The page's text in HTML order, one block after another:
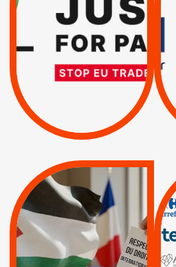
SUSPENSION
TOTALE DE
L’ACCORD
D’ASSOCIATION UE-
ISRAËL
| Pétitions
MUNICIPALES 2026 :
JE VOTE POUR LE
RESPECT DU DROIT
INTERNATIONAL EN
PALESTINE